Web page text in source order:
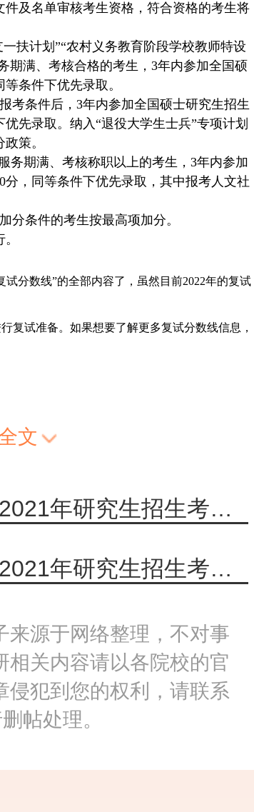
及名单审核考生资格，符合资格的考生将
扶计划”“农村义务教育阶段学校教师特设
期满、考核合格的考生，3年内参加全国硕
条件下优先录取。
考条件后，3年内参加全国硕士研究生招生
先录取。纳入“退役大学生士兵”专项计划
政策。
务期满、考核称职以上的考生，3年内参加
，同等条件下优先录取，其中报考人文社
分条件的考生按最高项加分。
分数线”的全部内容了，虽然目前2022年的复试
复试准备。如果想要了解更多复试分数线信息，
文
上一篇：国际关系学院2021年研究生招生考试复试分数线是多少？
下一篇：中央戏剧学院2021年研究生招生考试复试分数公布了吗？
来源于网络整理，不对事
相关内容请以各院校的官
侵犯到您的权利，请联系
帖处理。